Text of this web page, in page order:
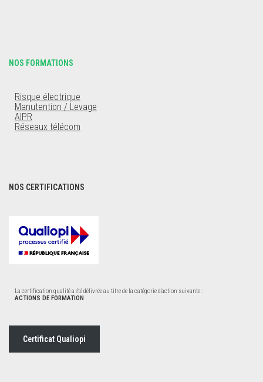
NOS FORMATIONS
Risque électrique
Manutention / Levage
AIPR
Réseaux télécom
NOS CERTIFICATIONS
La certification qualité a été délivrée au titre de la catégorie d'action suivante :
ACTIONS DE FORMATION
Certificat Qualiopi